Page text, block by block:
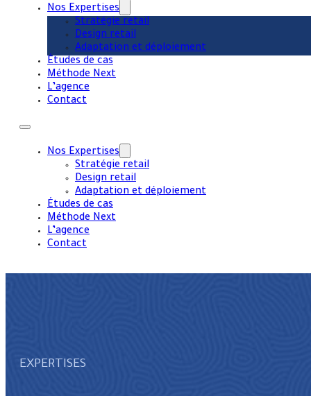
Nos Expertises
Stratégie retail
Design retail
Adaptation et déploiement
Études de cas
Méthode Next
L’agence
Contact
Nos Expertises
Stratégie retail
Design retail
Adaptation et déploiement
Études de cas
Méthode Next
L’agence
Contact
EXPERTISES